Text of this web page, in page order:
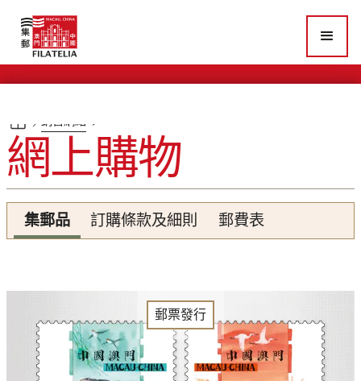
網上購物
集郵品 訂購條款及細則 郵費表
郵票發行